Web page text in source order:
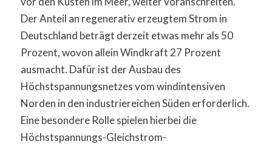
Der Anteil an regenerativ erzeugtem Strom in
Deutschland beträgt derzeit etwas mehr als 50
Prozent, wovon allein Windkraft 27 Prozent
ausmacht. Dafür ist der Ausbau des
Höchstspannungsnetzes vom windintensiven
Norden in den industriereichen Süden erforderlich.
Eine besondere Rolle spielen hierbei die
Höchstspannungs-Gleichstrom-